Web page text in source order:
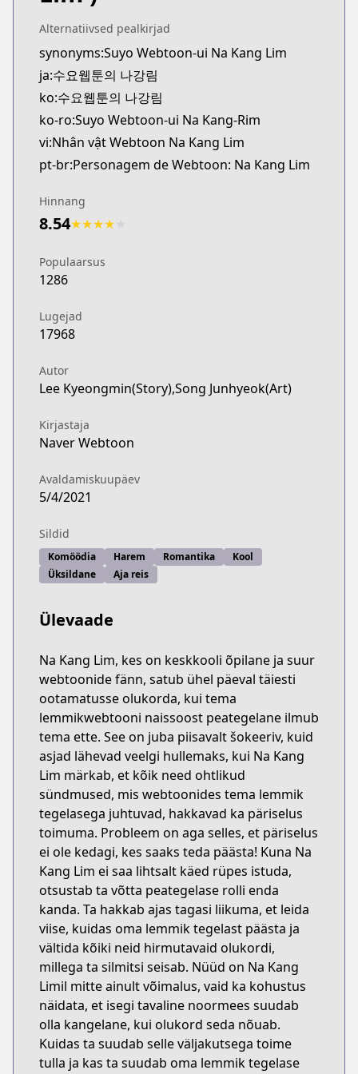
Alternatiivsed pealkirjad
synonyms:Suyo Webtoon-ui Na Kang Lim
ja:수요웹툰의 나강림
ko:수요웹툰의 나강림
ko-ro:Suyo Webtoon-ui Na Kang-Rim
vi:Nhân vật Webtoon Na Kang Lim
pt-br:Personagem de Webtoon: Na Kang Lim
Hinnang
8.54★★★★
Populaarsus
1286
Lugejad
17968
Autor
Lee Kyeongmin(Story),Song Junhyeok(Art)
Kirjastaja
Naver Webtoon
Avaldamiskuupäev
5/4/2021
Sildid
Komöödia Harem Romantika
Kool
Üksildane
Aja reis
Ülevaade
Na Kang Lim, kes on keskkooli õpilane ja suur
webtoonide fänn, satub ühel päeval täiesti
ootamatusse olukorda, kui tema
lemmikwebtooni naissoost peategelane ilmub
tema ette. See on juba piisavalt šokeeriv, kuid
asjad lähevad veelgi hullemaks, kui Na Kang
Lim märkab, et kõik need ohtlikud
sündmused, mis webtoonides tema lemmik
tegelasega juhtuvad, hakkavad ka päriselus
toimuma. Probleem on aga selles, et päriselus
ei ole kedagi, kes saaks teda päästa! Kuna Na
Kang Lim ei saa lihtsalt käed rüpes istuda,
otsustab ta võtta peategelase rolli enda
kanda. Ta hakkab ajas tagasi liikuma, et leida
viise, kuidas oma lemmik tegelast päästa ja
vältida kõiki neid hirmutavaid olukordi,
millega ta silmitsi seisab. Nüüd on Na Kang
Limil mitte ainult võimalus, vaid ka kohustus
näidata, et isegi tavaline noormees suudab
olla kangelane, kui olukord seda nõuab.
Kuidas ta suudab selle väljakutsega toime
tulla ja kas ta suudab oma lemmik tegelase